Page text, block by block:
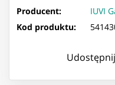
Producent:
IUVI
Kod produktu: